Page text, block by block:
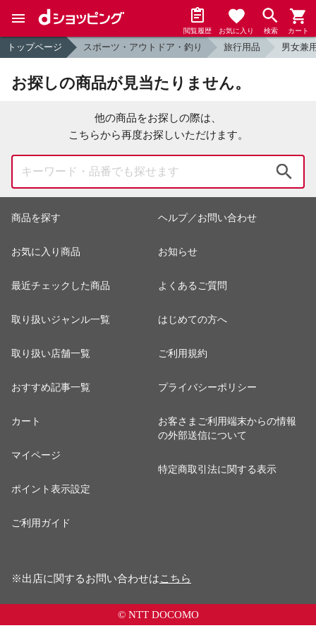
閲覧履歴 お気に入り 検索 カート
トップページ スポーツ・アウトドア・釣り 旅行用品 男女兼
お探しの商品が見当たりません。
他の商品をお探しの際は、
こちらから再度お探しいただけます。
商品を探す
お気に入り商品
最近チェックした商品
取り扱いジャンル一覧
取り扱い店舗一覧
おすすめ記事一覧
カート
マイページ
ポイント表示設定
ご利用ガイド
ヘルプ／お問い合わせ
お知らせ
よくあるご質問
はじめての方へ
ご利用規約
プライバシーポリシー
お客さまご利用端末からの情報
の外部送信について
特定商取引法に関する表示
※出店に関するお問い合わせはこちら
© NTT DOCOMO